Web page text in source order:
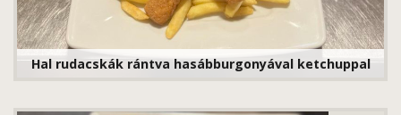
Hal rudacskák rántva hasábburgonyával ketchuppal